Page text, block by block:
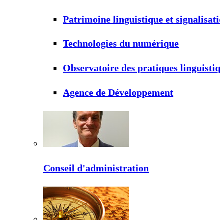
Patrimoine linguistique et
Technologies du numérique
Observatoire des pratiques
Agence de Développement
Conseil d'administration